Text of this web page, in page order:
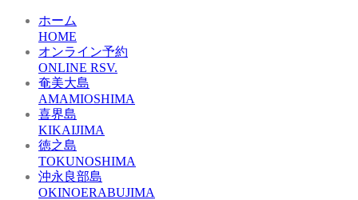
ホーム
HOME
オンライン予約
ONLINE RSV.
奄美大島
AMAMIOSHIMA
喜界島
KIKAIJIMA
徳之島
TOKUNOSHIMA
沖永良部島
OKINOERABUJIMA